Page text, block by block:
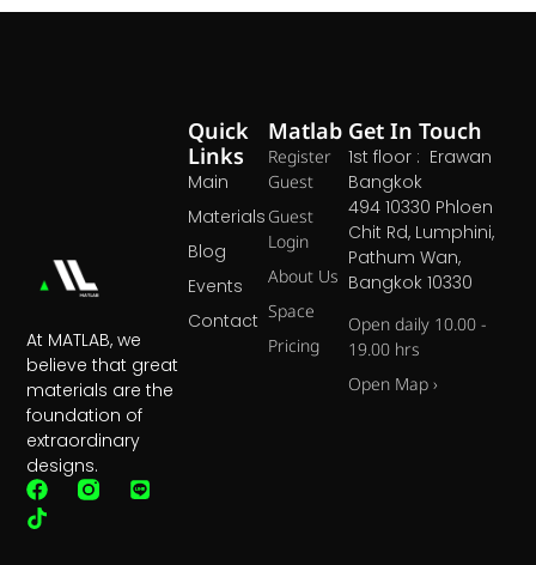
At MATLAB, we
believe that great
materials are the
foundation of
extraordinary
designs.
Matlab
Register
Guest
Guest
Login
About Us
Space
Pricing
Quick
Links
Main
Materials
Blog
Events
Contact
Get In Touch
1st floor : Erawan
Bangkok
494 10330 Phloen
Chit Rd, Lumphini,
Pathum Wan,
Bangkok 10330
Open daily 10.00 -
19.00 hrs
Open Map ›